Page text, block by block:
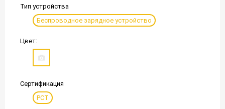
Тип устройства
Беспроводное зарядное устройство
Цвет:
Сертификация
РСТ